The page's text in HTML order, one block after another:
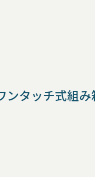
タッチ式組み